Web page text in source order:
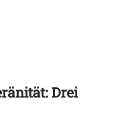
Drei